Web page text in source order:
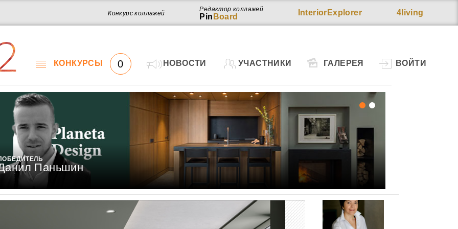
4living
InteriorExplorer
Редактор коллажей
Pin Board
Конкурс коллажей
КОНКУРСЫ 0 НОВОСТИ УЧАСТНИКИ ГАЛЕРЕЯ ВОЙТИ
Паньшин
Работ